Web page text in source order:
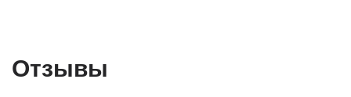
Отзывы